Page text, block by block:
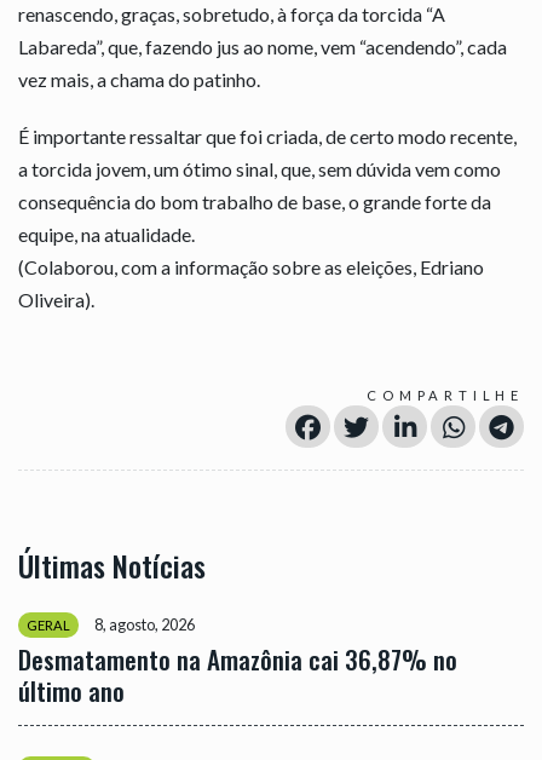
renascendo, graças, sobretudo, à força da torcida “A
Labareda”, que, fazendo jus ao nome, vem “acendendo”, cada
vez mais, a chama do patinho.
É importante ressaltar que foi criada, de certo modo recente,
a torcida jovem, um ótimo sinal, que, sem dúvida vem como
consequência do bom trabalho de base, o grande forte da
equipe, na atualidade.
(Colaborou, com a informação sobre as eleições, Edriano
Oliveira).
COMPARTILHE
Últimas Notícias
GERAL 8, agosto, 2026
Desmatamento na Amazônia cai 36,87% no
último ano